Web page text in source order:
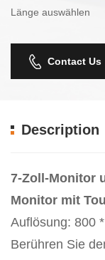
Länge auswählen
Contact Us
Description
7-Zoll-Monitor
Monitor mit
Auflösung: 800
Berühren Sie